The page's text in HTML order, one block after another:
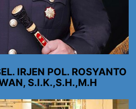
IRJEN POL. ROSYANTO
S.I.K.,S.H.,M.H